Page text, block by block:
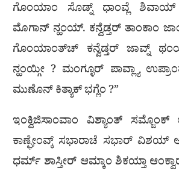
ಗೊಂಯಾಂ ಸೊಡ್ನ್ ಧಾಂವ್ಲೆ
ಮೊಗಾನ್ ನ್ಹಂಯ್. ಕನ್ವೆಡ್ತರ್ ತಾಂಕಾಂ
ಗೊಂಯಾಂತ್‌ಚ್ ಕನ್ವೆಡ್ತರ್ ಜಾವ್ನ್
ನ್ಹಂಯ್ಗೀ ? ಮಂಗ್ಳೂರ್ ಪಾವ್ಲ್ಯಾ
ಮುಣೊನ್ ಕಿತ್ಯಾಕ್ ಭಗ್ಲೆಂ ?”
ಇಂಕ್ವಿಜಿಸಾಂವಾಂ ವಿಶ್ಯಾಂತ್
ಕಾಣ್ಘೇಂವ್ಕ್ ಸಭಾರಾಚೆ ಸಭಾರ್ ವಿಶಯ್
ಧರ್ಮ್ ಶಾಸ್ತೀರ್ ಆಮ್ಕಾಂ ಶಿಕಯ್ತಾ